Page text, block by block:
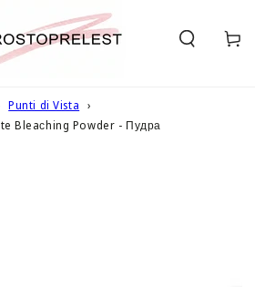
Кошик
Punti di Vista
Bleaсhing Powder - Пудра